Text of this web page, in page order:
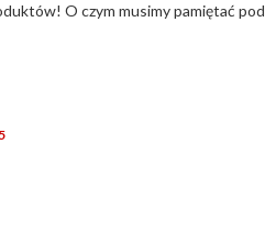
O czym musimy pamiętać